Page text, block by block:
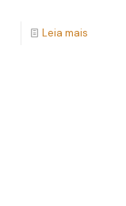
Leia mais